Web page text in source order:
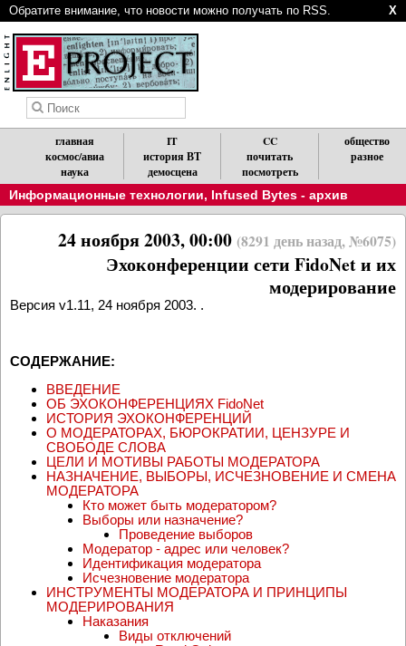
Обратите внимание, что новости можно получать по RSS. X
главная
космос/авиа
наука
IT
история ВТ
демосцена
CC
почитать
посмотреть
общество
разное
Информационные технологии, Infused Bytes - архив
24 ноября 2003, 00:00 (8291 день назад, №6075)
Эхоконференции сети FidoNet и их
модерирование
Версия v1.11, 24 ноября 2003. .
СОДЕРЖАНИЕ:
ВВЕДЕНИЕ
ОБ ЭХОКОНФЕРЕНЦИЯХ FidoNet
ИСТОРИЯ ЭХОКОНФЕРЕНЦИЙ
О МОДЕРАТОРАХ, БЮРОКРАТИИ, ЦЕНЗУРЕ И
СВОБОДЕ СЛОВА
ЦЕЛИ И МОТИВЫ РАБОТЫ МОДЕРАТОРА
НАЗНАЧЕНИЕ, ВЫБОРЫ, ИСЧЕЗНОВЕНИЕ И СМЕНА
МОДЕРАТОРА
Кто может быть модератором?
Выборы или назначение?
Проведение выборов
Модератор - адрес или человек?
Идентификация модератора
Исчезновение модератора
ИНСТРУМЕНТЫ МОДЕРАТОРА И ПРИНЦИПЫ
МОДЕРИРОВАНИЯ
Наказания
Виды отключений